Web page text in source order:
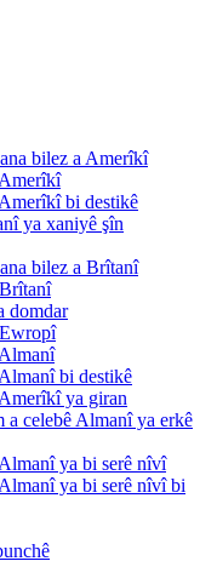
bilez a Amerîkî
bi destikê
ya xaniyê şîn
bilez a Brîtanî
domdar
bi destikê
ya giran
a celebê Almanî ya erkê
ya bi serê nîvî
ya bi serê nîvî bi